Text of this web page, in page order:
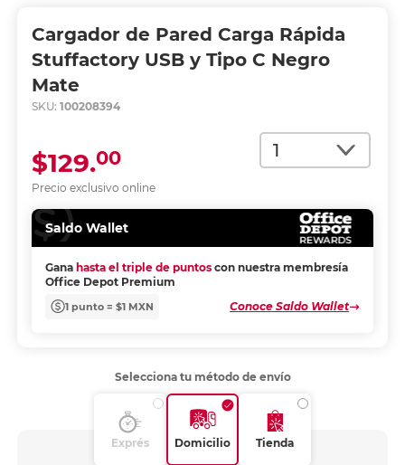
Cargador de Pared Carga Rápida
Stuffactory USB y Tipo C Negro
Mate
SKU: 100208394
Cantidad
Precio exclusivo online
$129.00
Saldo Wallet
Gana hasta el triple de puntos con nuestra membresía
Office Depot Premium
1 punto = $1 MXN Conoce Saldo Wallet
Selecciona tu método de envío
Exprés Domicilio Tienda